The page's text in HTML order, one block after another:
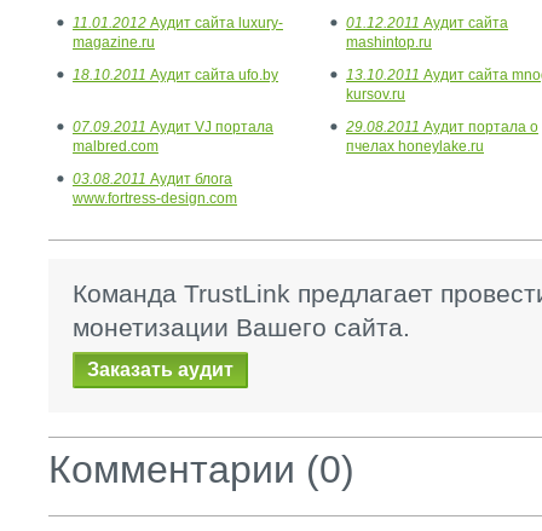
11.01.2012 Аудит сайта luxury-
magazine.ru
01.12.2011 Аудит сайта
mashintop.ru
18.10.2011 Аудит сайта ufo.by 13.10.2011 Аудит сайта
kursov.ru
07.09.2011 Аудит VJ портала
malbred.com
29.08.2011 Аудит портала о
пчелах honeylake.ru
03.08.2011 Аудит блога
www.fortress-design.com
Команда TrustLink предлагает
монетизации Вашего сайта.
Заказать аудит
Комментарии (0)